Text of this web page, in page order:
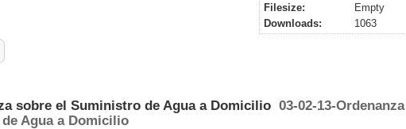
Filesize:
Empty
Downloads:
1063
03-02-13-Ordenanza
Agua a Domicilio